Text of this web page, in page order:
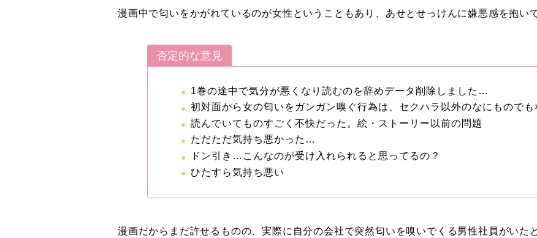
漫画中で匂いをかがれているのが女性ということもあり、あせとせっけんに嫌悪感を抱い
否定的な意見
1巻の途中で気分が悪くなり読むのを辞めデータ削除しました…
初対面から女の匂いをガンガン嗅ぐ行為は、セクハラ以外のなにもので
読んでいてものすごく不快だった。絵・ストーリー以前の問題
ただただ気持ち悪かった…
ドン引き…こんなのが受け入れられると思ってるの？
ひたすら気持ち悪い
漫画だからまだ許せるものの、実際に自分の会社で突然匂いを嗅いでくる男性社員がいた